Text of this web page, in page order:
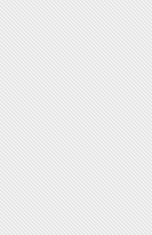
LINGERIE BEAUTY